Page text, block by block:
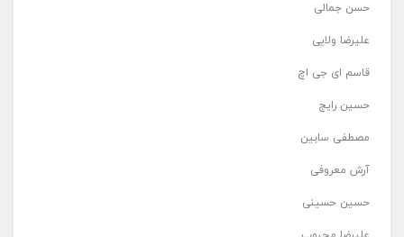
حسن جمالی
علیرضا ولایی
قاسم ای جی اچ
حسین رایج
مصطفی سابین
آرش معروفی
حسین حسینی